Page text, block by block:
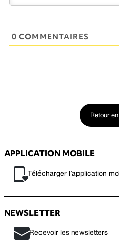
0 COMMENTAIRES
Retour
APPLICATION MOBILE
Télécharger l’application
NEWSLETTER
Recevoir les newsletters